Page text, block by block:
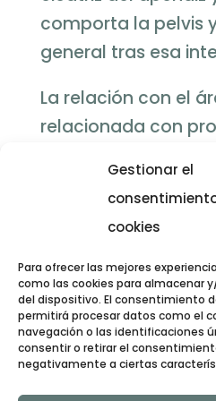
Gestionar el
cookies
Para ofrecer las mejores
como las cookies para almacenar
del dispositivo. El consentimiento
permitirá procesar datos como el
navegación o las identificaciones
consentir o retirar el
negativamente a ciertas
comporta la pelvis
general tras esa
La relación con el
relacionada con
Osteopatía
Si ya eres mamá o
alguien, seguro que
bebés sufren a
reflujos